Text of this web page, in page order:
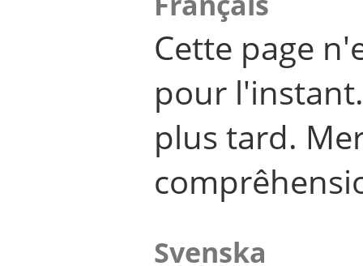
Cette page
pour
plus tard.
Svenska